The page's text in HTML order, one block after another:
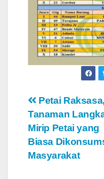
Navigasi
pos
Petai Raksasa,
Tanaman
Mirip Petai yang
Biasa
Masyarakat